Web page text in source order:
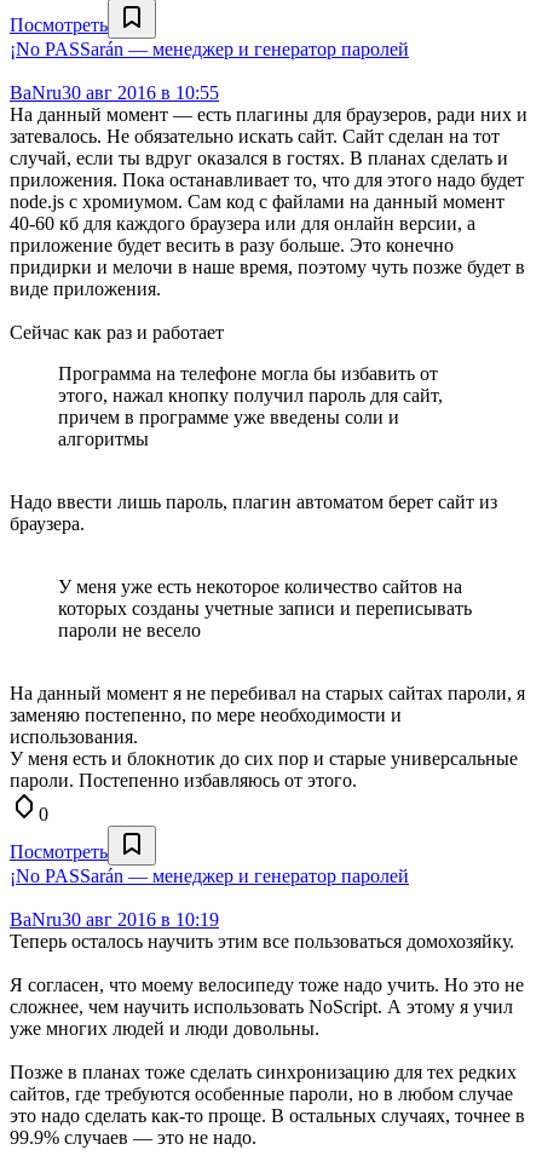
Посмотреть
¡No PASSarán — менеджер и генератор паролей
BaNru30 авг 2016 в 10:55
На данный момент — есть плагины для браузеров, ради них и
затевалось. Не обязательно искать сайт. Сайт сделан на тот
случай, если ты вдруг оказался в гостях. В планах сделать и
приложения. Пока останавливает то, что для этого надо будет
node.js с хромиумом. Сам код с файлами на данный момент
40-60 кб для каждого браузера или для онлайн версии, а
приложение будет весить в разу больше. Это конечно
придирки и мелочи в наше время, поэтому чуть позже будет в
виде приложения.
Сейчас как раз и работает
Программа на телефоне могла бы избавить от
этого, нажал кнопку получил пароль для сайт,
причем в программе уже введены соли и
алгоритмы
Надо ввести лишь пароль, плагин автоматом берет сайт из
браузера.
У меня уже есть некоторое количество сайтов на
которых созданы учетные записи и переписывать
пароли не весело
На данный момент я не перебивал на старых сайтах пароли, я
заменяю постепенно, по мере необходимости и
использования.
У меня есть и блокнотик до сих пор и старые универсальные
пароли. Постепенно избавляюсь от этого.
0
Посмотреть
¡No PASSarán — менеджер и генератор паролей
BaNru30 авг 2016 в 10:19
Теперь осталось научить этим все пользоваться домохозяйку.
Я согласен, что моему велосипеду тоже надо учить. Но это не
сложнее, чем научить использовать NoScript. А этому я учил
уже многих людей и люди довольны.
Позже в планах тоже сделать синхронизацию для тех редких
сайтов, где требуются особенные пароли, но в любом случае
это надо сделать как-то проще. В остальных случаях, точнее в
99.9% случаев — это не надо.